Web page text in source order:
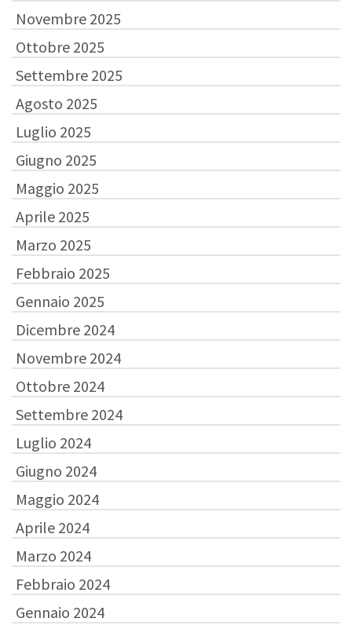
Novembre 2025
Ottobre 2025
Settembre 2025
Agosto 2025
Luglio 2025
Giugno 2025
Maggio 2025
Aprile 2025
Marzo 2025
Febbraio 2025
Gennaio 2025
Dicembre 2024
Novembre 2024
Ottobre 2024
Settembre 2024
Luglio 2024
Giugno 2024
Maggio 2024
Aprile 2024
Marzo 2024
Febbraio 2024
Gennaio 2024